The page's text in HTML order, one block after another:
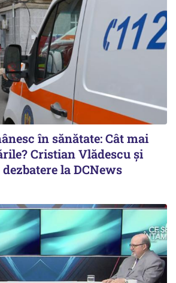
în sănătate: Cât mai
Cristian Vlădescu și
la DCNews